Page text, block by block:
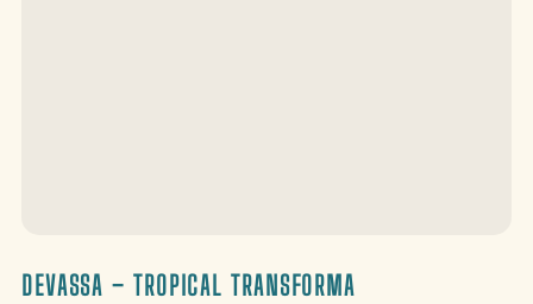
DEVASSA – TROPICAL TRANSFORMA